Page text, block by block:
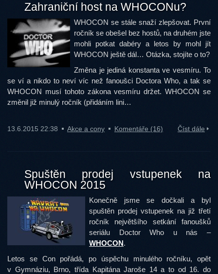
Zahraniční host na WHOCONu?
WHOCON se stále snaží zlepšovat. První
ročník se obešel bez hostů, na druhém jste
mohli potkat dabéry a letos by mohl jít
WHOCON ještě dál… Otázka, stojíte o to?
Změna je jediná konstanta ve vesmíru. To
se ví a nikdo to neví víc než fanoušci Doctora Who, a tak se
WHOCON musí tohoto zákona vesmíru držet. WHOCON se
změnil již minulý ročník (přidáním lini…
13.6.2015 22:38 Akce a cony Komentáře (16) Číst dále
Spuštěn prodej vstupenek na
WHOCON 2015
Konečně jsme se dočkali a byl
spuštěn prodej vstupenek na již třetí
ročník největšího setkání fanoušků
seriálu Doctor Who u nás –
WHOCON.
Letos se Con pořádá, po úspěchu minulého ročníku, opět
v Gymnáziu, Brno, třída Kapitána Jaroše 14 a to od 16. do